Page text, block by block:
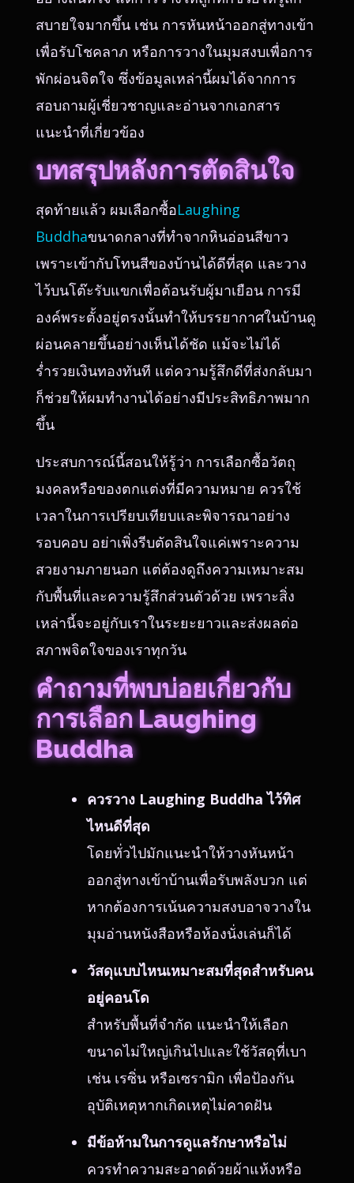
สบายใจมากขึ้น เช่น การหันหน้าออกสู่ทางเข้า
เพื่อรับโชคลาภ หรือการวางในมุมสงบเพื่อการ
พักผ่อนจิตใจ ซึ่งข้อมูลเหล่านี้ผมได้จากการ
สอบถามผู้เชี่ยวชาญและอ่านจากเอกสาร
แนะนำที่เกี่ยวข้อง
บทสรุปหลังการตัดสินใจ
สุดท้ายแล้ว ผมเลือกซื้อLaughing
Buddhaขนาดกลางที่ทำจากหินอ่อนสีขาว
เพราะเข้ากับโทนสีของบ้านได้ดีที่สุด และวาง
ไว้บนโต๊ะรับแขกเพื่อต้อนรับผู้มาเยือน การมี
องค์พระตั้งอยู่ตรงนั้นทำให้บรรยากาศในบ้านดู
ผ่อนคลายขึ้นอย่างเห็นได้ชัด แม้จะไม่ได้
ร่ำรวยเงินทองทันที แต่ความรู้สึกดีที่ส่งกลับมา
ก็ช่วยให้ผมทำงานได้อย่างมีประสิทธิภาพมาก
ขึ้น
ประสบการณ์นี้สอนให้รู้ว่า การเลือกซื้อวัตถุ
มงคลหรือของตกแต่งที่มีความหมาย ควรใช้
เวลาในการเปรียบเทียบและพิจารณาอย่าง
รอบคอบ อย่าเพิ่งรีบตัดสินใจแค่เพราะความ
สวยงามภายนอก แต่ต้องดูถึงความเหมาะสม
กับพื้นที่และความรู้สึกส่วนตัวด้วย เพราะสิ่ง
เหล่านี้จะอยู่กับเราในระยะยาวและส่งผลต่อ
สภาพจิตใจของเราทุกวัน
คำถามที่พบบ่อยเกี่ยวกับ
การเลือก Laughing
Buddha
ควรวาง Laughing Buddha ไว้ทิศ
ไหนดีที่สุด
โดยทั่วไปมักแนะนำให้วางหันหน้า
ออกสู่ทางเข้าบ้านเพื่อรับพลังบวก แต่
หากต้องการเน้นความสงบอาจวางใน
มุมอ่านหนังสือหรือห้องนั่งเล่นก็ได้
วัสดุแบบไหนเหมาะสมที่สุดสำหรับคน
อยู่คอนโด
สำหรับพื้นที่จำกัด แนะนำให้เลือก
ขนาดไม่ใหญ่เกินไปและใช้วัสดุที่เบา
เช่น เรซิ่น หรือเซรามิก เพื่อป้องกัน
อุบัติเหตุหากเกิดเหตุไม่คาดฝัน
มีข้อห้ามในการดูแลรักษาหรือไม่
ควรทำความสะอาดด้วยผ้าแห้งหรือ